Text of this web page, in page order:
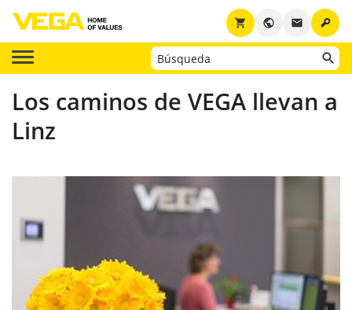
key
email
public
shopping_cart
Los caminos de VEGA llevan a
Linz